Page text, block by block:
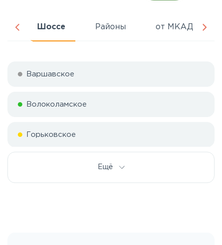
Шоссе Районы от МКАД
Варшавское
Волоколамское
Горьковское
Ещё